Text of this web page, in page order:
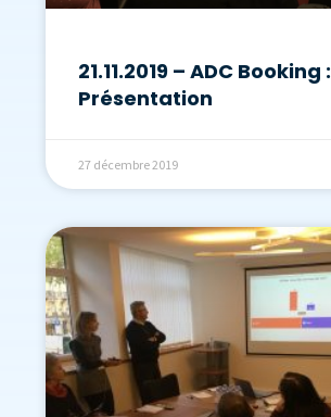
21.11.2019 – ADC Booking :
Présentation
27 décembre 2019